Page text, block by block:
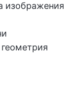
изображения